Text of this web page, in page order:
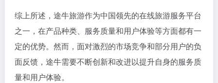
综上所述，途牛旅游作为中国领先的在线旅游服务平台
之一，在产品种类、服务质量和用户体验等方面都有一
定的优势。然而，面对激烈的市场竞争和部分用户的负
面反馈，途牛需要不断创新和改进以提升自身的服务质
量和用户体验。